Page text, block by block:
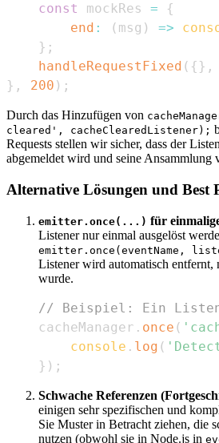
const
mockRes =
{
end : ( msg ) =>
} ;
handleRequestFixed ( { } ,
} , 200 ) ;
Durch das Hinzufügen von
cleared', cacheClearedListener);
Requests stellen wir sicher, dass der
abgemeldet wird und seine Ansammlung
Alternative Lösungen und Best
emitter.once(...) für
Listener nur einmal ausgelöst
emitter.once(eventName,
Listener wird automatisch entfernt,
wurde.
// Beispiel: Ein
cacheManager . once (
console . log (
} ) ;
Schwache Referenzen
einigen sehr spezifischen und
Sie Muster in Betracht ziehen, die
nutzen (obwohl sie in Node.js in